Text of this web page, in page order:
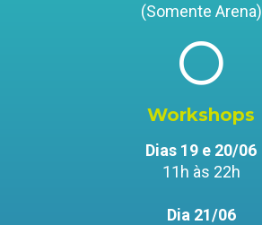
(Somente Arena)
Workshops
Dias 19 e 20/06
11h às 22h
Dia 21/06